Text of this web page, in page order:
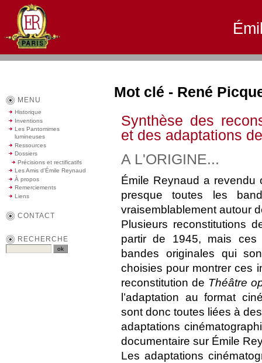
Mot clé - René
Synthèse des
et des adaptations
A L'ORIGINE...
Émile Reynaud a revendu
presque toutes les
vraisemblablement autour
Plusieurs reconstitutions
partir de 1945, mais
bandes originales qui
choisies pour montrer ces
reconstitution de Théâtre
l’adaptation au format
sont donc toutes liées à
adaptations
documentaire sur Émile
Les adaptations
MENU
Historique
Inventions
Les Pantomimes
lumineuses
Ressources
Dossiers
Précisions et rectificatifs
Les Amis d'Émile Reynaud
À propos
Remerciements
Liens
CONTACT
RECHERCHE